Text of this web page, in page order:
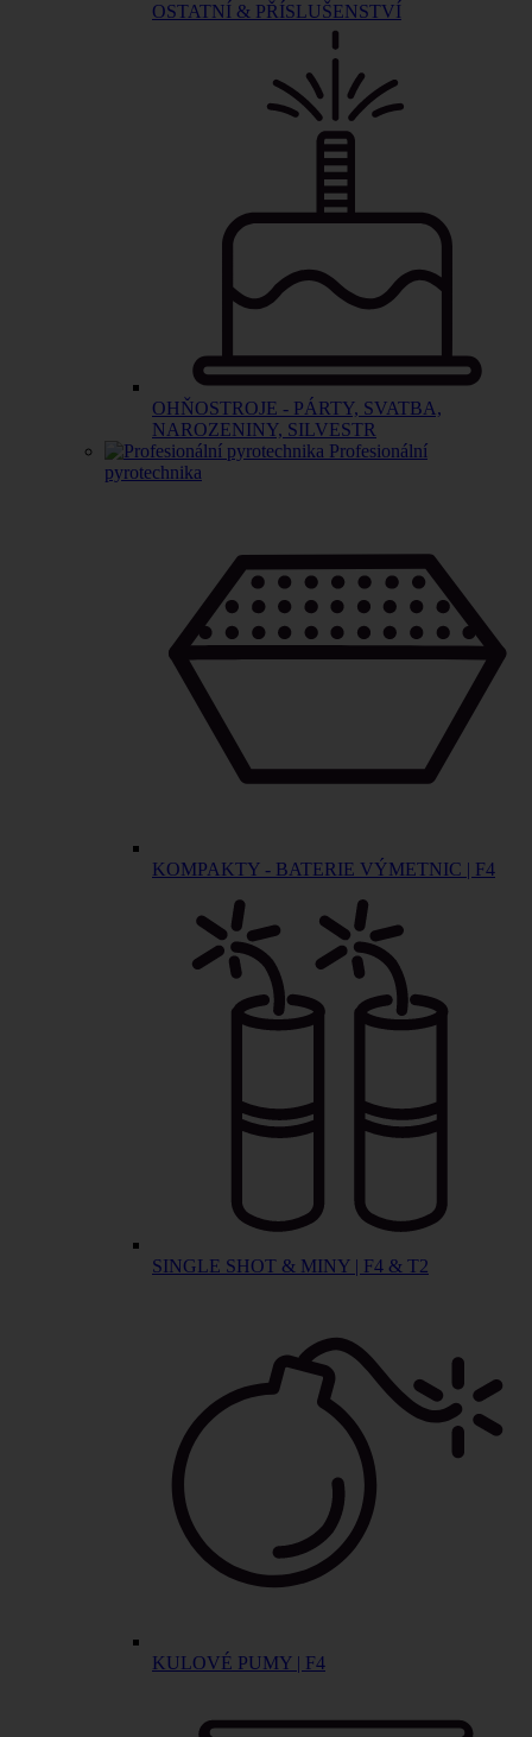
OSTATNÍ & PŘÍSLUŠENSTVÍ
OHŇOSTROJE - PÁRTY, SVATBA,
NAROZENINY, SILVESTR
Profesionální
pyrotechnika
KOMPAKTY - BATERIE VÝMETNIC | F4
SINGLE SHOT & MINY | F4 & T2
KULOVÉ PUMY | F4